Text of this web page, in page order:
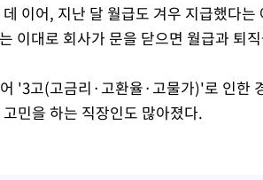
이어, 지난 달 월급도 겨우 지급했다
이대로 회사가 문을 닫으면 월급과 퇴
'3고(고금리·고환율·고물가)'로 인한
민을 하는 직장인도 많아졌다.